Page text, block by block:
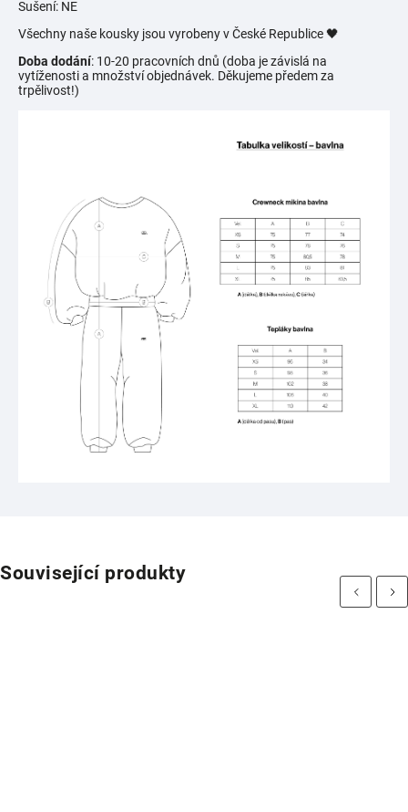
Sušení: NE
Všechny naše kousky jsou vyrobeny v České Republice 🖤
Doba dodání: 10-20 pracovních dnů (doba je závislá na
vytíženosti a množství objednávek. Děkujeme předem za
trpělivost!)
Související produkty
Previous Next